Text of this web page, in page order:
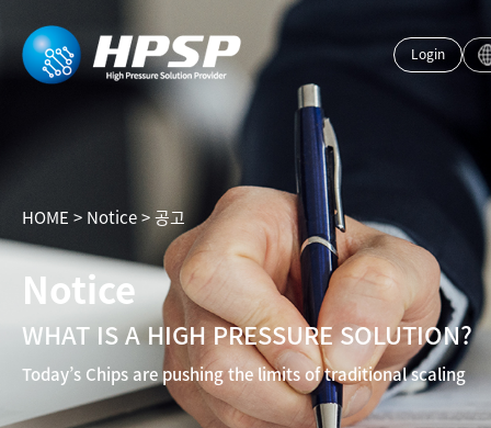
Login
HOME > Notice>공고
Notice
WHAT IS A HIGH PRESSURE SOLUTION?
Today’s Chips are pushing the limits of traditional scaling